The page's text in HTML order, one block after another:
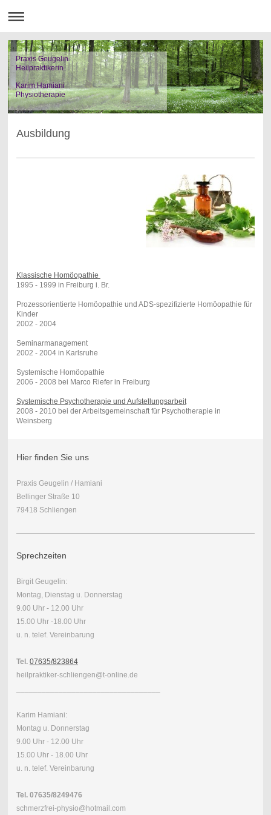
Praxis Geugelin
Heilpraktikerin
Karim Hamiani
Physiotherapie
Ausbildung
Klassische Homöopathie
1995 - 1999 in Freiburg i. Br.
Prozessorientierte Homöopathie und ADS-spezifizierte Homöopathie für
Kinder
2002 - 2004
Seminarmanagement
2002 - 2004 in Karlsruhe
Systemische Homöopathie
2006 - 2008 bei Marco Riefer in Freiburg
Systemische Psychotherapie und Aufstellungsarbeit
2008 - 2010 bei der Arbeitsgemeinschaft für Psychotherapie in
Weinsberg
Hier finden Sie uns
Praxis Geugelin / Hamiani
Bellinger Straße 10
79418 Schliengen
Sprechzeiten
Birgit Geugelin:
Montag, Dienstag u. Donnerstag
9.00 Uhr - 12.00 Uhr
15.00 Uhr -18.00 Uhr
u. n. telef. Vereinbarung
Tel. 07635/823864
heilpraktiker-schliengen@t-online.de
Karim Hamiani:
Montag u. Donnerstag
9.00 Uhr - 12.00 Uhr
15.00 Uhr - 18.00 Uhr
u. n. telef. Vereinbarung
Tel. 07635/8249476
schmerzfrei-physio@hotmail.com